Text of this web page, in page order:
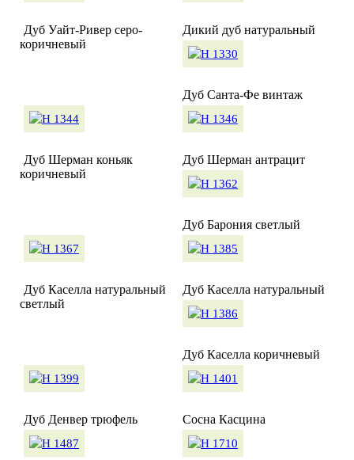
Дуб Уайт-Ривер серо-
коричневый
Дикий дуб натуральный
Дуб Санта-Фе винтаж
Дуб Шерман коньяк
коричневый
Дуб Шерман антрацит
Дуб Барония светлый
Дуб Каселла натуральный
светлый
Дуб Каселла натуральный
Дуб Каселла коричневый
Дуб Денвер трюфель Сосна Касцина